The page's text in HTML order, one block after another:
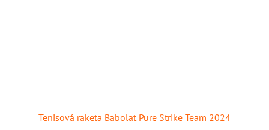
Tenisová raketa Babolat Pure Strike Team 2024